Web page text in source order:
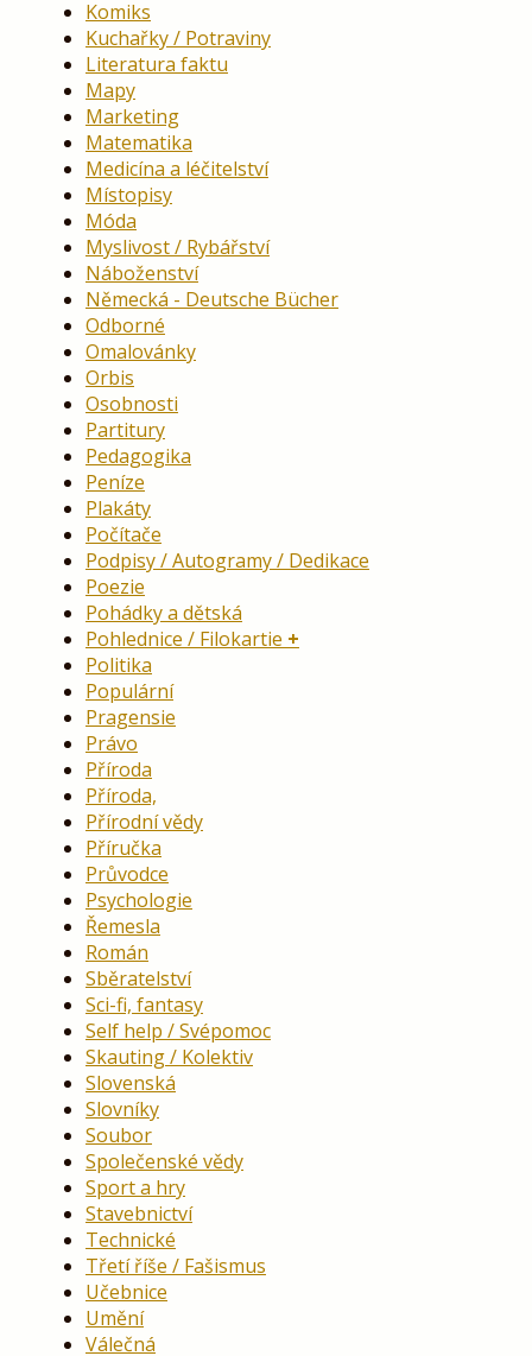
Komiks
Kuchařky / Potraviny
Literatura faktu
Mapy
Marketing
Matematika
Medicína a léčitelství
Místopisy
Móda
Myslivost / Rybářství
Náboženství
Německá - Deutsche Bücher
Odborné
Omalovánky
Orbis
Osobnosti
Partitury
Pedagogika
Peníze
Plakáty
Počítače
Podpisy / Autogramy / Dedikace
Poezie
Pohádky a dětská
Pohlednice / Filokartie
Politika
Populární
Pragensie
Právo
Příroda
Příroda,
Přírodní vědy
Příručka
Průvodce
Psychologie
Řemesla
Román
Sběratelství
Sci-fi, fantasy
Self help / Svépomoc
Skauting / Kolektiv
Slovenská
Slovníky
Soubor
Společenské vědy
Sport a hry
Stavebnictví
Technické
Třetí říše / Fašismus
Učebnice
Umění
Válečná